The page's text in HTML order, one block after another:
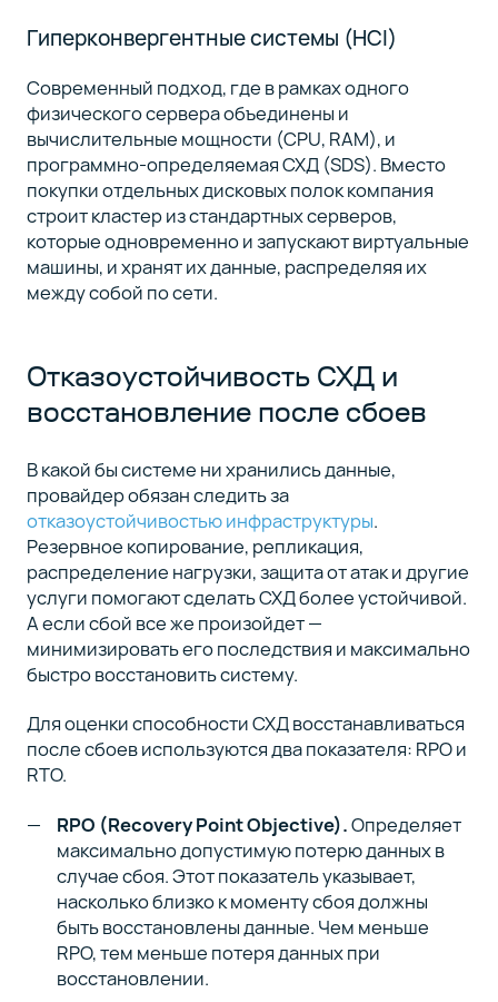
Гиперконвергентные системы (HCI)
Современный подход, где в рамках одного
физического сервера объединены и
вычислительные мощности (CPU, RAM), и
программно-определяемая СХД (SDS). Вместо
покупки отдельных дисковых полок компания
строит кластер из стандартных серверов,
которые одновременно и запускают виртуальные
машины, и хранят их данные, распределяя их
между собой по сети.
Отказоустойчивость СХД и
восстановление после сбоев
В какой бы системе ни хранились данные,
провайдер обязан следить за
отказоустойчивостью инфраструктуры.
Резервное копирование, репликация,
распределение нагрузки, защита от атак и другие
услуги помогают сделать СХД более устойчивой.
А если сбой все же произойдет —
минимизировать его последствия и максимально
быстро восстановить систему.
Для оценки способности СХД восстанавливаться
после сбоев используются два показателя: RPO и
RTO.
RPO (Recovery Point Objective).Определяет
максимально допустимую потерю данных в
случае сбоя. Этот показатель указывает,
насколько близко к моменту сбоя должны
быть восстановлены данные. Чем меньше
RPO, тем меньше потеря данных при
восстановлении.